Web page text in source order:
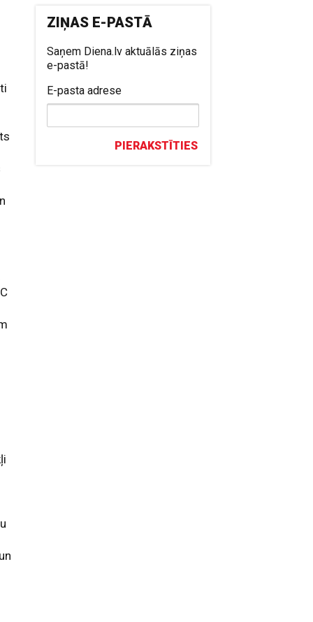
ZIŅAS E-PASTĀ
Saņem Diena.lv aktuālās ziņas
e-pastā!
E-pasta adrese
PIERAKSTĪTIES